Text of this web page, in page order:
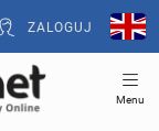
ZALOGUJ
Menu